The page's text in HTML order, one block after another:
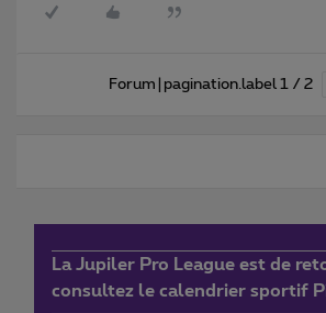
Forum|pagination.label 1 / 2
La Jupiler Pro League est de
consultez le calendrier sportif